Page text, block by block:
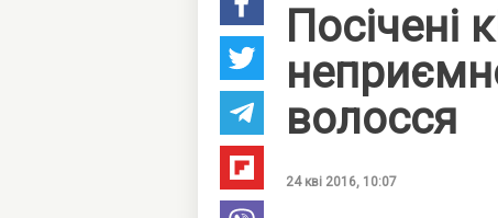
Посічені
волосся
24 кві 2016, 10:07